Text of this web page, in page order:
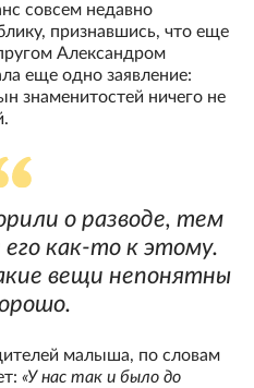
совсем недавно
признавшись, что еще
Александром
еще одно заявление:
знаменитостей ничего не
о разводе, тем
его как-то к этому.
вещи непонятны
малыша, по словам
«У нас так и было до